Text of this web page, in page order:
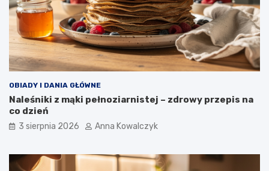
OBIADY I DANIA GŁÓWNE
Naleśniki z mąki pełnoziarnistej – zdrowy przepis na
co dzień
3 sierpnia 2026 Anna Kowalczyk